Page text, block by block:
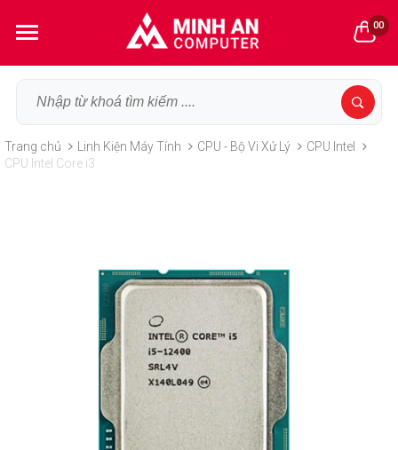
00
Trang chủ Linh Kiện Máy Tính CPU - Bộ Vi Xử Lý
CPU Intel
CPU Intel Core i3